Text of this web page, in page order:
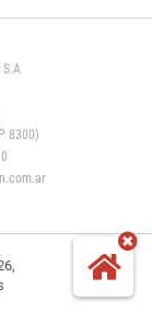
8300)